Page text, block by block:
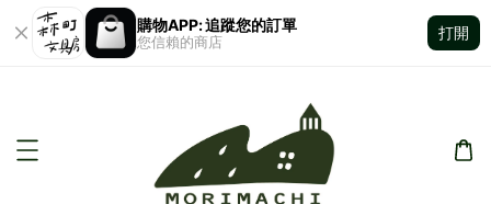
購物APP: 追蹤您的訂單
您信賴的商店
打開